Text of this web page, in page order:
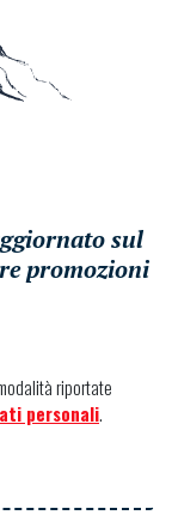
sul
promozioni
riportate
personali.